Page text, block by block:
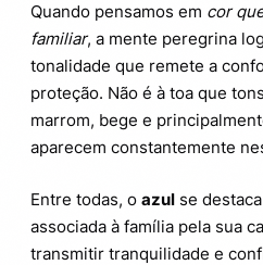
Quando pensamos em cor
familiar, a mente peregrina
tonalidade que remete a
proteção. Não é à toa que
marrom, bege e
aparecem constantemente
Entre todas, o azul se
associada à família pela sua
transmitir tranquilidade e